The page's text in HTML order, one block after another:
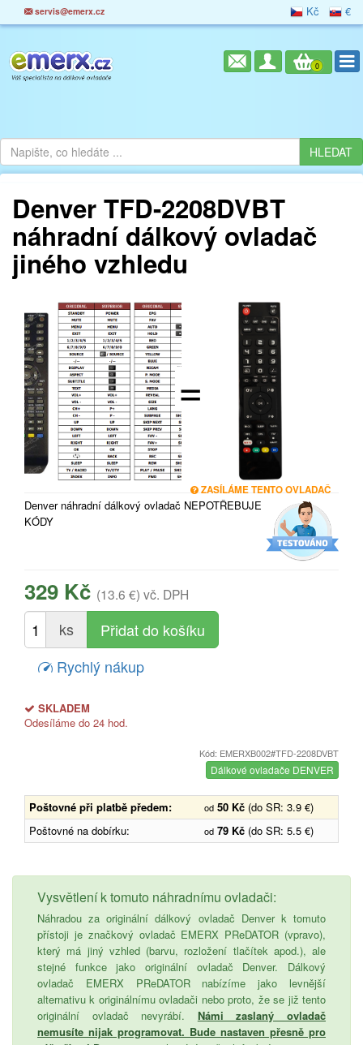
servis@emerx.cz Kč €
0
Denver TFD-2208DVBT
náhradní dálkový ovladač
jiného vzhledu
=
ZASÍLÁME TENTO OVLADAČ
Denver náhradní dálkový ovladač NEPOTŘEBUJE
KÓDY
329 Kč (13.6 €) vč. DPH
ks
Rychlý nákup
SKLADEM
Odesíláme do 24 hod.
Kód: EMERXB002#TFD-2208DVBT
Dálkové ovladače DENVER
Poštovné při platbě předem: od 50 Kč (do SR: 3.9 €)
Poštovné na dobírku:
od 79 Kč (do SR: 5.5 €)
Vysvětlení k tomuto náhradnímu ovladači:
Náhradou za originální dálkový ovladač Denver k tomuto
přístoji je značkový ovladač EMERX PReDATOR (vpravo),
který má jiný vzhled (barvu, rozložení tlačítek apod.), ale
stejné funkce jako originální ovladač Denver. Dálkový
ovladač EMERX PReDATOR nabízíme jako levnější
alternativu k originálnímu ovladači nebo proto, že se již tento
originální ovladač nevyrábí. Námi zaslaný ovladač
nemusíte nijak programovat. Bude nastaven přesně pro